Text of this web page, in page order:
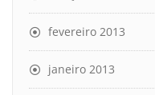
fevereiro 2013
janeiro 2013